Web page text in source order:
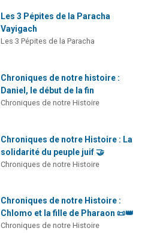
Les 3 Pépites de la Paracha
Vayigach
Les 3 Pépites de la Paracha
Chroniques de notre histoire :
Daniel, le début de la fin
Chroniques de notre Histoire
Chroniques de notre Histoire : La
solidarité du peuple juif 🤝
Chroniques de notre Histoire
Chroniques de notre Histoire :
Chlomo et la fille de Pharaon 📜👑
Chroniques de notre Histoire